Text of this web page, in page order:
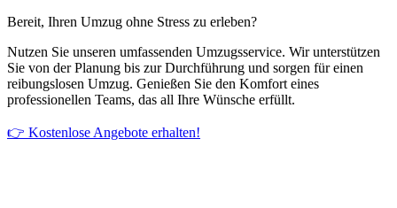
Bereit, Ihren Umzug ohne Stress zu erleben?
Nutzen Sie unseren umfassenden Umzugsservice. Wir unterstützen
Sie von der Planung bis zur Durchführung und sorgen für einen
reibungslosen Umzug. Genießen Sie den Komfort eines
professionellen Teams, das all Ihre Wünsche erfüllt.
👉 Kostenlose Angebote erhalten!